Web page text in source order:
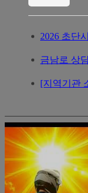
2026 초단시간 노동
금남로 상
[지역기관 소식 공